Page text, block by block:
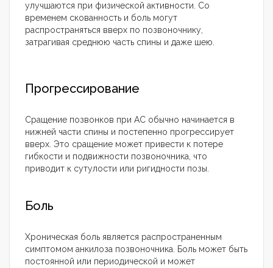
улучшаются при физической активности. Со
временем скованность и боль могут
распространяться вверх по позвоночнику,
затрагивая среднюю часть спины и даже шею.
Прогрессирование
Сращение позвонков при АС обычно начинается в
нижней части спины и постепенно прогрессирует
вверх. Это сращение может привести к потере
гибкости и подвижности позвоночника, что
приводит к сутулости или ригидности позы.
Боль
Хроническая боль является распространенным
симптомом анкилоза позвоночника. Боль может быть
постоянной или периодической и может